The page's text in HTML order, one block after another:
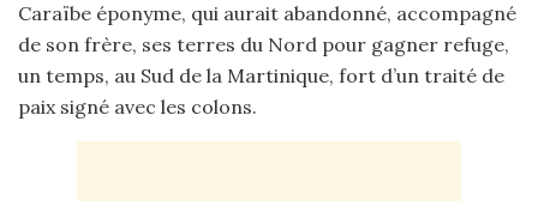
Caraïbe éponyme, qui aurait abandonné, accompagné
de son frère, ses terres du Nord pour gagner refuge,
un temps, au Sud de la Martinique, fort d’un traité de
paix signé avec les colons.